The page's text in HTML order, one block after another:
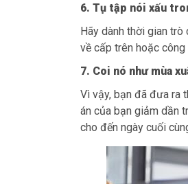
6. Tụ tập nói xấu
Hãy dành thời gian
về cấp trên hoặc công
7. Coi nó như mùa
Vì vậy, bạn đã đưa ra
án của bạn giảm dần
cho đến ngày cuối